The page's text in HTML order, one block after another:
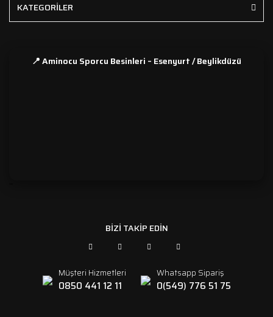
KATEGORİLER
📍 Aminocu Sporcu Besinleri – Esenyurt / Beylikdüzü
BİZİ TAKİP EDİN
Müşteri Hizmetleri
0850 441 12 11
Whatsapp Sipariş
0(549) 776 51 75